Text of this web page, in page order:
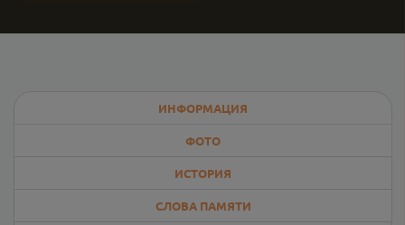
ИНФОРМАЦИЯ
ФОТО
ИСТОРИЯ
СЛОВА ПАМЯТИ